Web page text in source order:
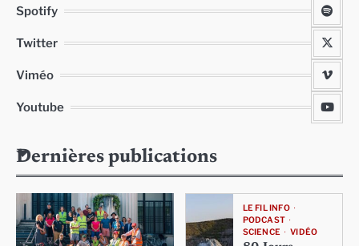
Spotify
Twitter
Viméo
Youtube
Dernières publications
LE FIL INFO
PODCAST
SCIENCE
VIDÉO